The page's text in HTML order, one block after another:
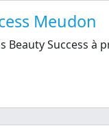
Meudon
Beauty Success à